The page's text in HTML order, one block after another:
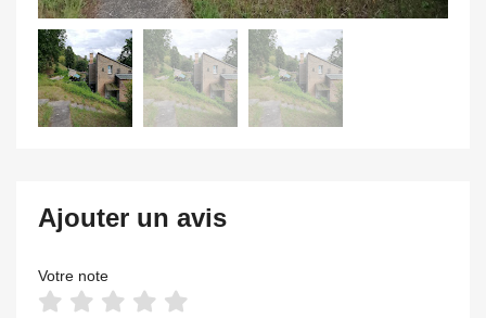
Ajouter un avis
Votre note